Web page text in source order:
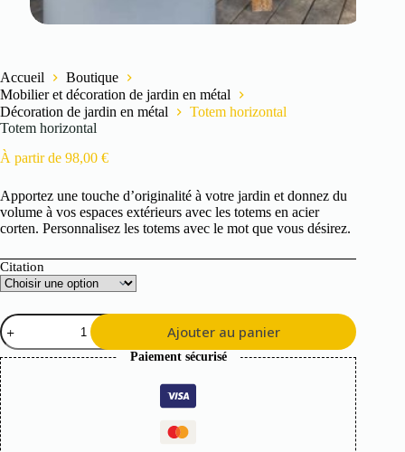
Accueil
Boutique
Mobilier et décoration de jardin en métal
Décoration de jardin en métal
Totem horizontal
Totem horizontal
À partir de 98,00 €
Apportez une touche d’originalité à votre jardin et donnez du
volume à vos espaces extérieurs avec les totems en acier
corten. Personnalisez les totems avec le mot que vous désirez.
Citation
quantité
de
Totem
horizontal
Ajouter au panier
Paiement sécurisé